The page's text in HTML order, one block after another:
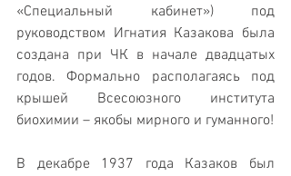
«Специальный кабинет») под
руководством Игнатия Казакова была
создана при ЧК в начале двадцатых
годов. Формально располагаясь под
крышей Всесоюзного института
биохимии – якобы мирного и гуманного!
В декабре 1937 года Казаков был